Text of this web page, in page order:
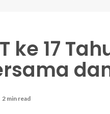
ke 17
2 min read